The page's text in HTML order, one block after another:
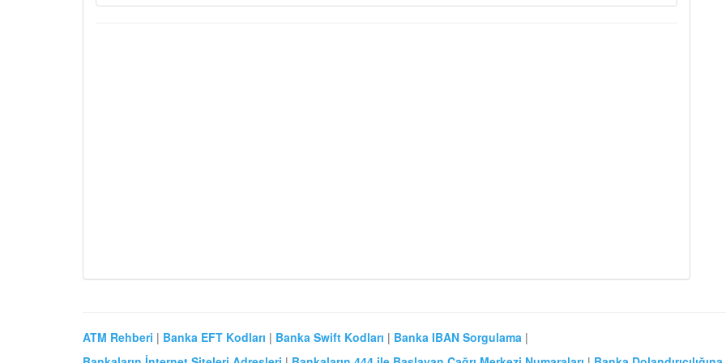
ATM Rehberi | Banka EFT Kodları | Banka Swift Kodları | Banka IBAN Sorgulama |